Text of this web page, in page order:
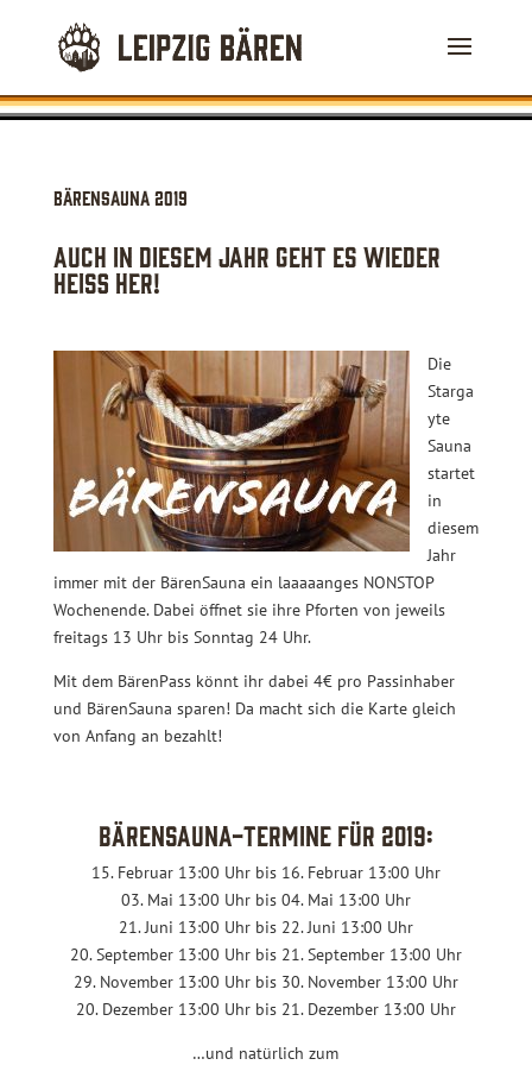
Bärensauna 2019
Auch in diesem Jahr geht es wieder
heiß her!
Die
Starga
yte
Sauna
startet
in
diesem
Jahr
immer mit der BärenSauna ein laaaaanges NONSTOP
Wochenende. Dabei öffnet sie ihre Pforten von jeweils
freitags 13 Uhr bis Sonntag 24 Uhr.
Mit dem BärenPass könnt ihr dabei 4€ pro Passinhaber
und BärenSauna sparen! Da macht sich die Karte gleich
von Anfang an bezahlt!
BärenSauna-Termine für 2019:
15. Februar 13:00 Uhr bis 16. Februar 13:00 Uhr
03. Mai 13:00 Uhr bis 04. Mai 13:00 Uhr
21. Juni 13:00 Uhr bis 22. Juni 13:00 Uhr
20. September 13:00 Uhr bis 21. September 13:00 Uhr
29. November 13:00 Uhr bis 30. November 13:00 Uhr
20. Dezember 13:00 Uhr bis 21. Dezember 13:00 Uhr
…und natürlich zum